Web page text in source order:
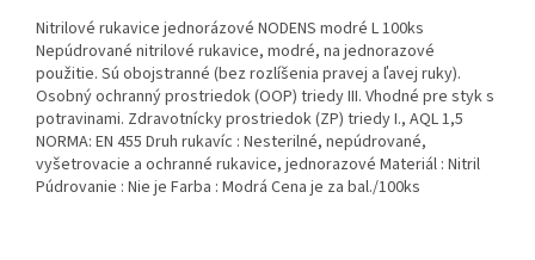
Nitrilové rukavice jednorázové NODENS modré L 100ks
Nepúdrované nitrilové rukavice, modré, na jednorazové
použitie. Sú obojstranné (bez rozlíšenia pravej a ľavej ruky).
Osobný ochranný prostriedok (OOP) triedy III. Vhodné pre styk s
potravinami. Zdravotnícky prostriedok (ZP) triedy I., AQL 1,5
NORMA: EN 455 Druh rukavíc : Nesterilné, nepúdrované,
vyšetrovacie a ochranné rukavice, jednorazové Materiál : Nitril
Púdrovanie : Nie je Farba : Modrá Cena je za bal./100ks